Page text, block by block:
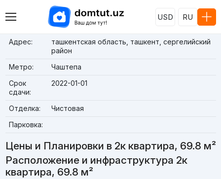
USD RU
Адрес:
ташкентская область, ташкент, сергелийский
район
Метро:
Чаштепа
Срок
сдачи:
2022-01-01
Отделка:
Чистовая
Парковка:
Цены и Планировки в 2к квартира, 69.8 м²
Расположение и инфраструктура 2к
квартира, 69.8 м²